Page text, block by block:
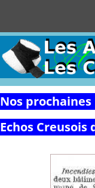
Nos
Echos Creusois